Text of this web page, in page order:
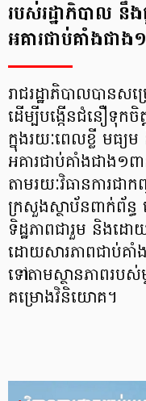
របស់រដ្ឋាភិបាល នឹ
អគារជាប់គាំងជាង
រាជរដ្ឋាភិបាលបានស
ដើម្បីបង្កើនជំនឿទុកចិ
ក្នុងរយៈពេលខ្លី មធ្យ
អគារជាប់គាំងជាង១
តាមរយៈវិធានការជាក
ក្រសួងស្ថាប័នពាក់ព័ន្ធ
ទិដ្ឋភាពជារួម និង
ដោយសារភាពជាប់គាំ
ទៅតាមស្ថានភាពរបស់
គម្រោងវិនិយោគ។